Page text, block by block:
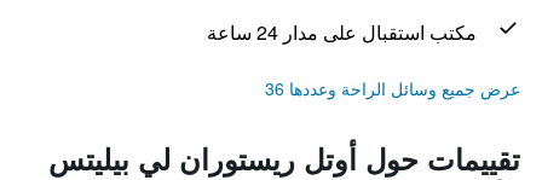
مكتب استقبال على مدار 24 ساعة
عرض جميع وسائل الراحة وعددها 36
تقييمات حول أوتل ريستوران لي بيليتس